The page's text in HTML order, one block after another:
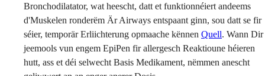
Bronchodilatator, wat heescht, datt et funktionnéiert andeems
d'Muskelen ronderëm Är Airways entspaant ginn, sou datt se fir
séier, temporär Erliichterung opmaache kënnen Quell. Wann Dir
jeemools vun engem EpiPen fir allergesch Reaktioune héieren
hutt, ass et déi selwecht Basis Medikament, nëmmen anescht